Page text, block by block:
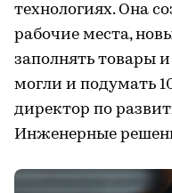
технологиях. Она
рабочие места,
заполнять товары
могли и подумать
директор по
Инженерные